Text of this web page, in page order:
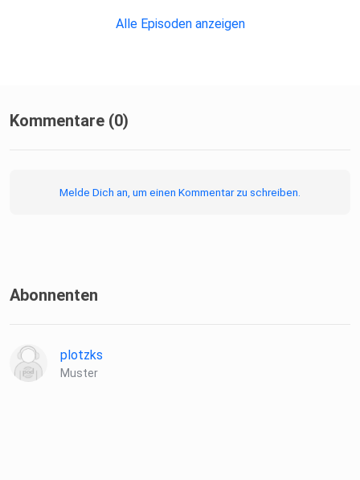
Alle Episoden anzeigen
Kommentare (0)
Melde Dich an, um einen Kommentar zu schreiben.
Abonnenten
plotzks
Muster